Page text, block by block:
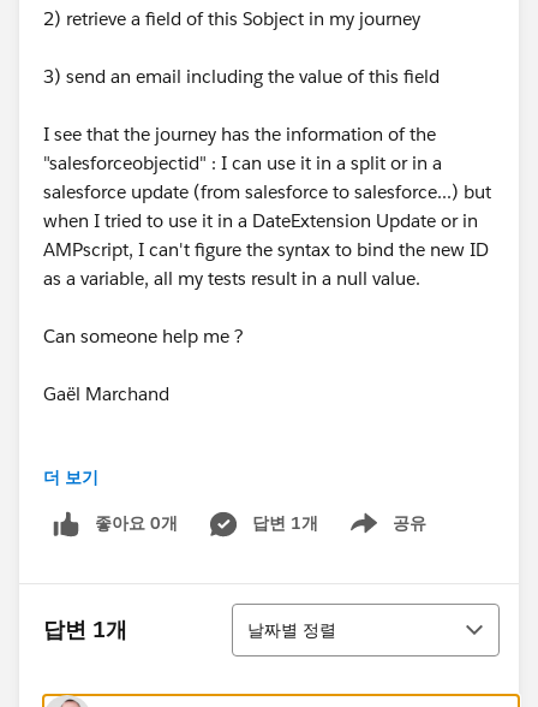
2) retrieve a field of this Sobject in my journey
3) send an email including the value of this field
I see that the journey has the information of the
"salesforceobjectid" : I can use it in a split or in a
salesforce update (from salesforce to salesforce...) but
when I tried to use it in a DateExtension Update or in
AMPscript, I can't figure the syntax to bind the new ID
as a variable, all my tests result in a null value.
Can someone help me ?
Gaël Marchand
더 보기
좋아요 0개 답변 1개 공유
Show menu
답변 1개
정렬
날짜별 정렬